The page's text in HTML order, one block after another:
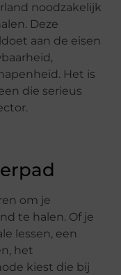
noodzakelijk
Deze
aan de eisen
Het is
die serieus
om je
te halen. Of je
lessen, een
het
kiest die bij